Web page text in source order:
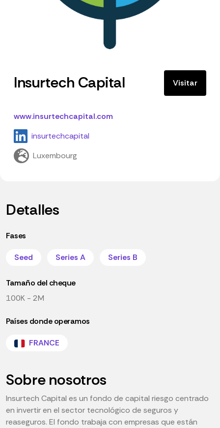
Insurtech Capital Visitar
www.insurtechcapital.com
insurtechcapital
Luxembourg
Detalles
Fases
Seed Series A Series B
Tamaño del cheque
100K - 2M
Países donde operamos
FRANCE
Sobre nosotros
Insurtech Capital es un fondo de capital riesgo centrado
en invertir en el sector tecnológico de seguros y
reaseguros. El fondo trabaja con empresas que están